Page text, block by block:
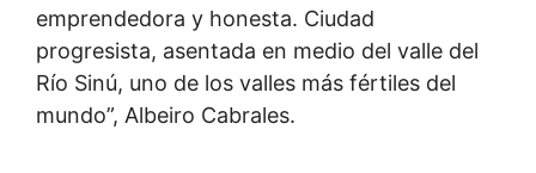
emprendedora y honesta. Ciudad
progresista, asentada en medio del valle del
Río Sinú, uno de los valles más fértiles del
mundo”, Albeiro Cabrales.